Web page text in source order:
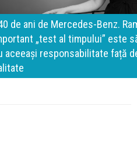
Ramona Pîrlog: Cel mai
să inovăm constant, dar
de oameni, siguranță și